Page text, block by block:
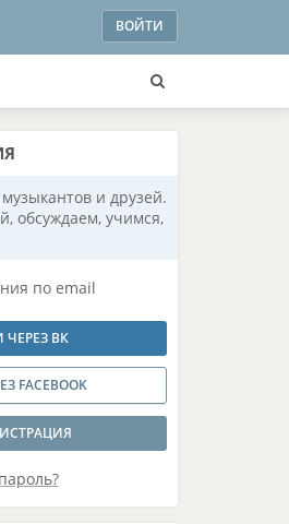
ВОЙТИ
и друзей.
обсуждаем, учимся,
по email
ЧЕРЕЗ ВК
FACEBOOK